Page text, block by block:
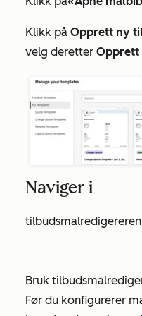
Klikk på Opprett ny
velg deretter Opprett
Naviger i
tilbudsmalredigereren
Bruk
Før du konfigurerer